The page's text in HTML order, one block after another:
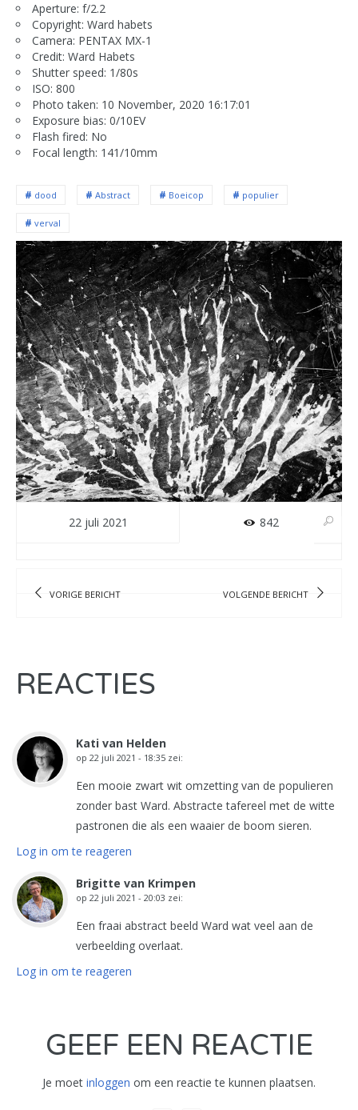
Aperture: f/2.2
Copyright: Ward habets
Camera: PENTAX MX-1
Credit: Ward Habets
Shutter speed: 1/80s
ISO: 800
Photo taken: 10 November, 2020 16:17:01
Exposure bias: 0/10EV
Flash fired: No
Focal length: 141/10mm
dood Abstract Boeicop populier
verval
22 juli 2021 842
VORIGE BERICHT VOLGENDE BERICHT
REACTIES
Kati van Helden
op 22 juli 2021 - 18:35 zei:
Een mooie zwart wit omzetting van de populieren
zonder bast Ward. Abstracte tafereel met de witte
pastronen die als een waaier de boom sieren.
Log in om te reageren
Brigitte van Krimpen
op 22 juli 2021 - 20:03 zei:
Een fraai abstract beeld Ward wat veel aan de
verbeelding overlaat.
Log in om te reageren
GEEF EEN REACTIE
Je moet inloggen om een reactie te kunnen plaatsen.